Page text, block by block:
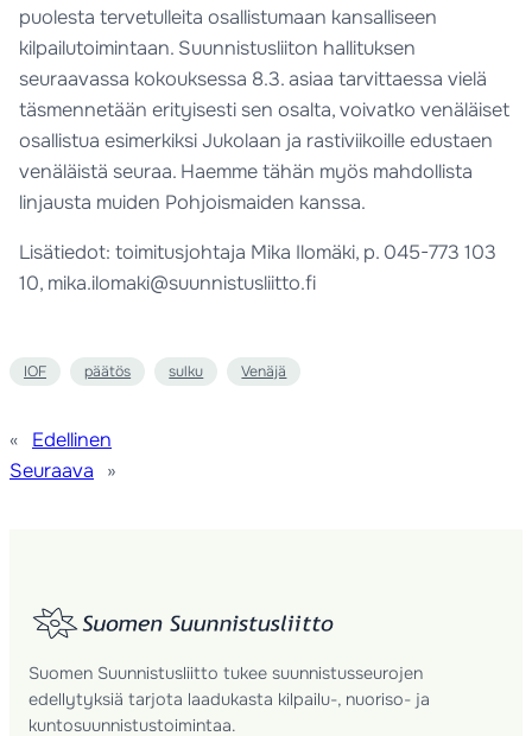
puolesta tervetulleita osallistumaan kansalliseen
kilpailutoimintaan. Suunnistusliiton hallituksen
seuraavassa kokouksessa 8.3. asiaa tarvittaessa vielä
täsmennetään erityisesti sen osalta, voivatko venäläiset
osallistua esimerkiksi Jukolaan ja rastiviikoille edustaen
venäläistä seuraa. Haemme tähän myös mahdollista
linjausta muiden Pohjoismaiden kanssa.
Lisätiedot: toimitusjohtaja Mika Ilomäki, p. 045-773 103
10, mika.ilomaki@suunnistusliitto.fi
IOF päätös sulku Venäjä
«
Edellinen
Seuraava
»
Suomen Suunnistusliitto tukee suunnistusseurojen
edellytyksiä tarjota laadukasta kilpailu-, nuoriso- ja
kuntosuunnistustoimintaa.